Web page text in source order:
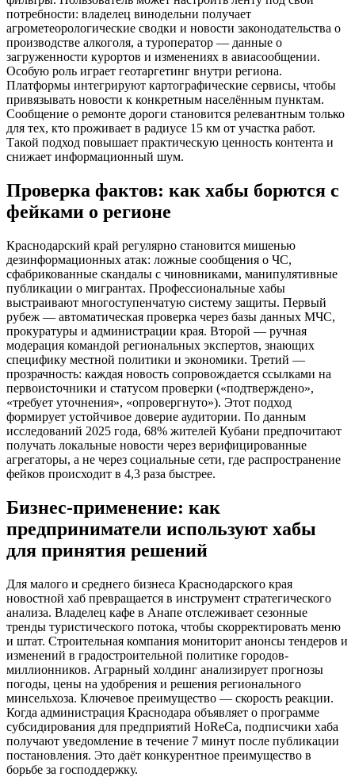
потребности: владелец винодельни получает
агрометеорологические сводки и новости законодательства о
производстве алкоголя, а туроператор — данные о
загруженности курортов и изменениях в авиасообщении.
Особую роль играет геотаргетинг внутри региона.
Платформы интегрируют картографические сервисы, чтобы
привязывать новости к конкретным населённым пунктам.
Сообщение о ремонте дороги становится релевантным только
для тех, кто проживает в радиусе 15 км от участка работ.
Такой подход повышает практическую ценность контента и
снижает информационный шум.
Проверка фактов: как хабы борются с
фейками о регионе
Краснодарский край регулярно становится мишенью
дезинформационных атак: ложные сообщения о ЧС,
сфабрикованные скандалы с чиновниками, манипулятивные
публикации о мигрантах. Профессиональные хабы
выстраивают многоступенчатую систему защиты. Первый
рубеж — автоматическая проверка через базы данных МЧС,
прокуратуры и администрации края. Второй — ручная
модерация командой региональных экспертов, знающих
специфику местной политики и экономики. Третий —
прозрачность: каждая новость сопровождается ссылками на
первоисточники и статусом проверки («подтверждено»,
«требует уточнения», «опровергнуто»). Этот подход
формирует устойчивое доверие аудитории. По данным
исследований 2025 года, 68% жителей Кубани предпочитают
получать локальные новости через верифицированные
агрегаторы, а не через социальные сети, где распространение
фейков происходит в 4,3 раза быстрее.
Бизнес-применение: как
предприниматели используют хабы
для принятия решений
Для малого и среднего бизнеса Краснодарского края
новостной хаб превращается в инструмент стратегического
анализа. Владелец кафе в Анапе отслеживает сезонные
тренды туристического потока, чтобы скорректировать меню
и штат. Строительная компания мониторит анонсы тендеров и
изменений в градостроительной политике городов-
миллионников. Аграрный холдинг анализирует прогнозы
погоды, цены на удобрения и решения регионального
минсельхоза. Ключевое преимущество — скорость реакции.
Когда администрация Краснодара объявляет о программе
субсидирования для предприятий HoReCa, подписчики хаба
получают уведомление в течение 7 минут после публикации
постановления. Это даёт конкурентное преимущество в
борьбе за господдержку.